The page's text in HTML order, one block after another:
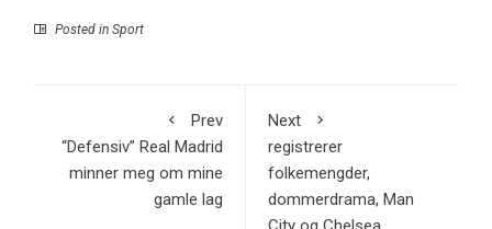
Posted in Sport
Prev
“Defensiv” Real Madrid
minner meg om mine
gamle lag
Next
registrerer
folkemengder,
dommerdrama, Man